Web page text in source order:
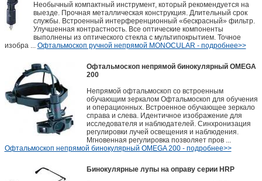
Необычный компактный инструмент, который рекомендуется на
выезде. Прочная металлическая конструкция. Длительный срок
службы. Встроенный интерференционный «бескрасный» фильтр.
Улучшенная контрастность. Все оптические компоненты
выполнены из оптического стекла с мультипокрытием. Точное
изобра ... Офтальмоскоп ручной непрямой MONOCULAR - подробнее>>
Офтальмоскоп непрямой бинокулярный OMEGA
200
Непрямой офтальмоскоп со встроенным
обучающим зеркалом Офтальмоскоп для обучения
и операционных. Встроенное обучающее зеркало
справа и слева. Идентичное изображение для
исследователя и наблюдателей. Синхронизация
регулировки лучей освещения и наблюдения.
Мгновенная регулировка позволяет пров ...
Офтальмоскоп непрямой бинокулярный OMEGA 200 - подробнее>>
Бинокулярные лупы на оправу серии HRP